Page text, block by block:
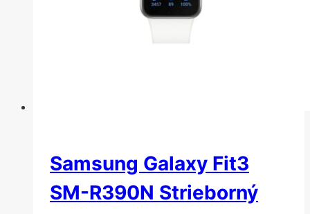
Samsung Galaxy Fit3
SM-R390N Strieborný